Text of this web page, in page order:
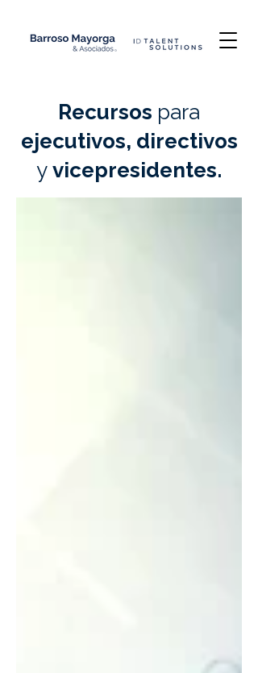
Recursos para
ejecutivos, directivos
y vicepresidentes.